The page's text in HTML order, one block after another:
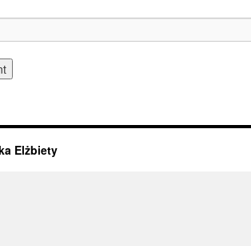
Elżbiety